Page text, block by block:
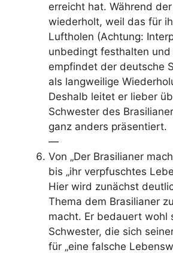
erreicht hat. Während
wiederholt, weil das für
Luftholen (Achtung:
unbedingt festhalten
empfindet der deutsche
als langweilige
Deshalb leitet er lieber
Schwester des
ganz anders präsentiert.
—
Von „Der Brasilianer
bis „ihr verpfuschtes
Hier wird zunächst
Thema dem Brasilianer
macht. Er bedauert wohl
Schwester, die sich
für „eine falsche